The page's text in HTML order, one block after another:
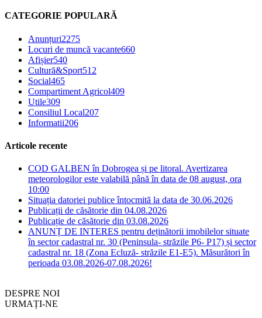
CATEGORIE POPULARĂ
Anunțuri2275
Locuri de muncă vacante660
Afișier540
Cultură&Sport512
Social465
Compartiment Agricol409
Utile309
Consiliul Local207
Informatii206
Articole recente
COD GALBEN în Dobrogea și pe litoral. Avertizarea
meteorologilor este valabilă până în data de 08 august, ora
10:00
Situația datoriei publice întocmită la data de 30.06.2026
Publicații de căsătorie din 04.08.2026
Publicație de căsătorie din 03.08.2026
ANUNȚ DE INTERES pentru deținătorii imobilelor situate
în sector cadastral nr. 30 (Peninsula- străzile P6- P17) și sector
cadastral nr. 18 (Zona Ecluză- străzile E1-E5). Măsurători în
perioada 03.08.2026-07.08.2026!
DESPRE NOI
URMAȚI-NE